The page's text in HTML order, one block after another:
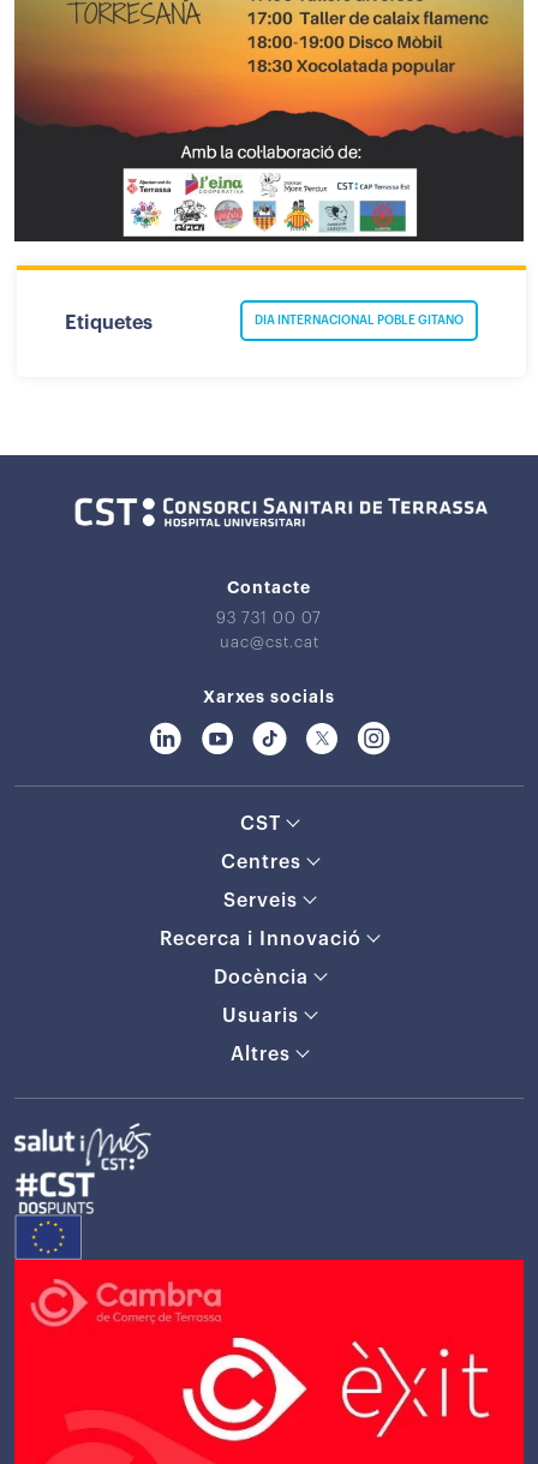
Etiquetes DIA INTERNACIONAL POBLE GITANO
Contacte
93 731 00 07
uac@cst.cat
Xarxes socials
CST
Centres
Serveis
Recerca i Innovació
Docència
Usuaris
Altres